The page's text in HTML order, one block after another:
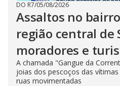
DO R7/05/08/2026
Assaltos no
região central de
moradores e
A chamada "Gangue da
joias dos pescoços das
ruas movimentadas